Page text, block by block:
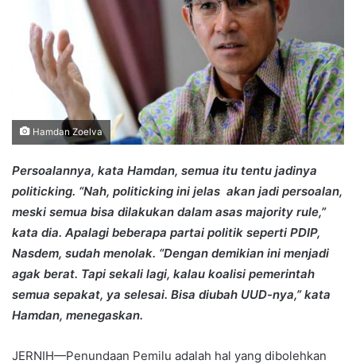
Hamdan Zoelva
Persoalannya, kata Hamdan, semua itu tentu jadinya
politicking. “Nah, politicking ini jelas akan jadi persoalan,
meski semua bisa dilakukan dalam asas majority rule,”
kata dia. Apalagi beberapa partai politik seperti PDIP,
Nasdem, sudah menolak. “Dengan demikian ini menjadi
agak berat. Tapi sekali lagi, kalau koalisi pemerintah
semua sepakat, ya selesai. Bisa diubah UUD-nya,” kata
Hamdan, menegaskan.
JERNIH—Penundaan Pemilu adalah hal yang dibolehkan